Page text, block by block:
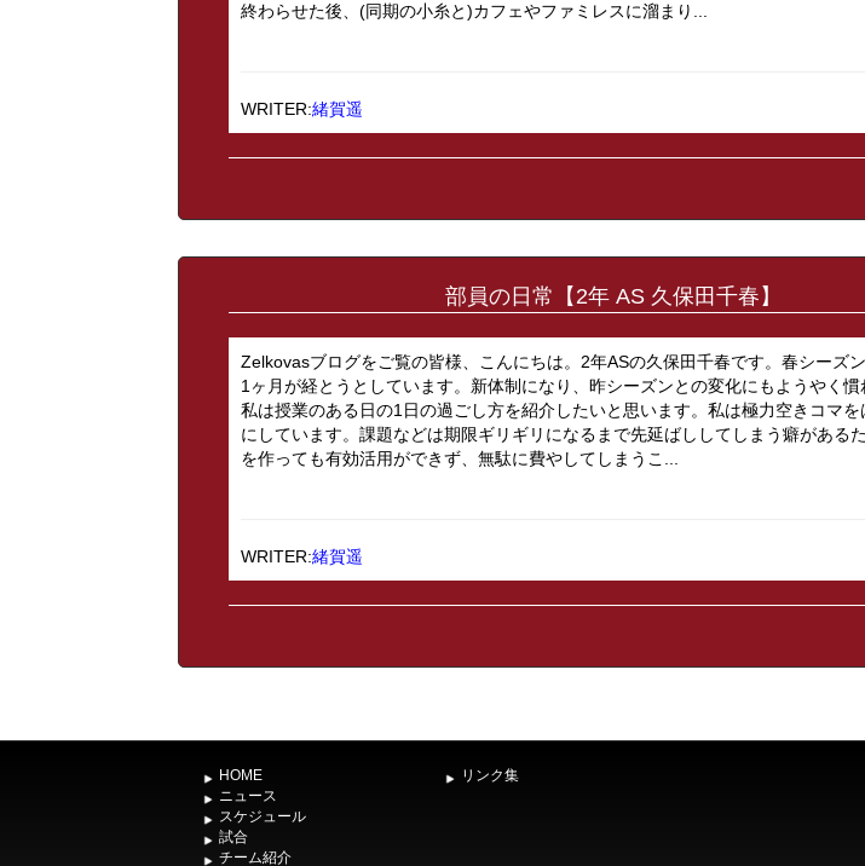
終わらせた後、(同期の小糸と)カフェやファミレスに溜まり...
WRITER:緒賀遥
部員の日常【2年 AS 久保田千春】
Zelkovasブログをご覧の皆様、こんにちは。2年ASの久保田千春です。春シーズ
1ヶ月が経とうとしています。新体制になり、昨シーズンとの変化にもようやく慣
私は授業のある日の1日の過ごし方を紹介したいと思います。私は極力空きコマを
にしています。課題などは期限ギリギリになるまで先延ばししてしまう癖がある
を作っても有効活用ができず、無駄に費やしてしまうこ...
WRITER:緒賀遥
HOME
ニュース
スケジュール
試合
チーム紹介
リンク集